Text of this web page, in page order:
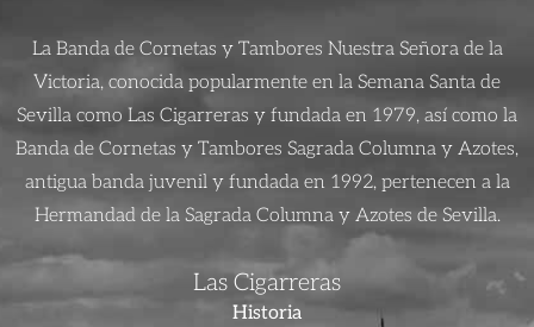
La Banda de Cornetas y Tambores Nuestra Señora de la
Victoria, conocida popularmente en la Semana Santa de
Sevilla como Las Cigarreras y fundada en 1979, así como la
Banda de Cornetas y Tambores Sagrada Columna y Azotes,
antigua banda juvenil y fundada en 1992, pertenecen a la
Hermandad de la Sagrada Columna y Azotes de Sevilla.
Las Cigarreras
Historia